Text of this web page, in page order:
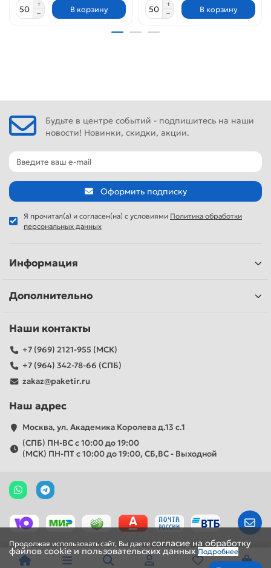
В корзину В корзину
Продолжая использоватьсайт, Вы даетесогласие на обработку
файлов cookie и пользовательских данных Подробнее
Будьте в центре событий - подпишитесь на наши
новости! Новинки, скидки, акции.
Оформить подписку
Я прочитал(а) и согласен(на) с условиями Политика обработки
персональных данных
Информация
Дополнительно
Наши контакты
+7 (969) 2121-955 (МСК)
+7 (964) 342-78-66 (СПБ)
zakaz@paketir.ru
Наш адрес
Москва, ул. Академика Королева д.13 с.1
(СПБ) ПН-ВС с 10:00 до 19:00
(МСК) ПН-ПТ с 10:00 до 19:00, СБ,ВС - Выходной